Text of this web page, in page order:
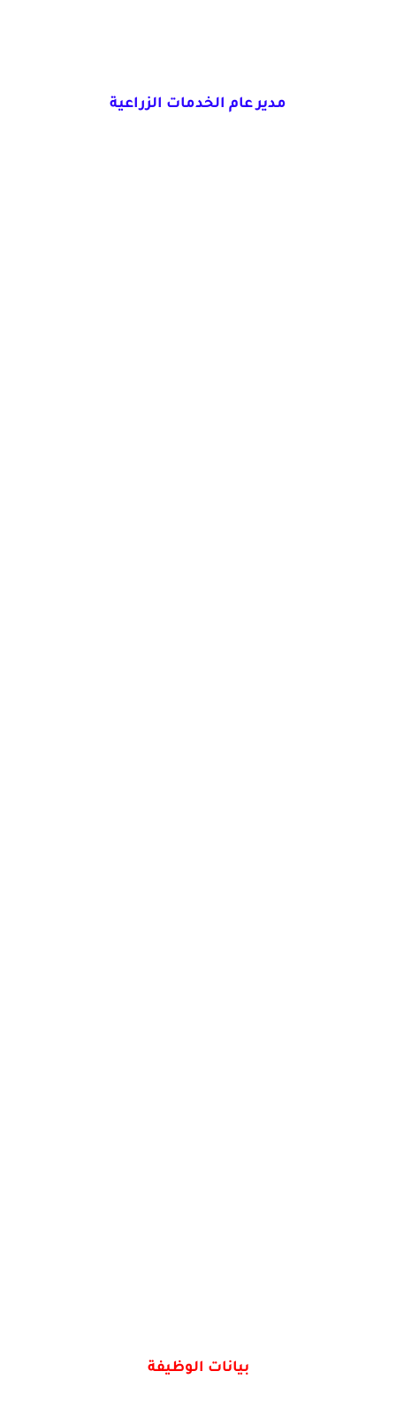
مدير عام الخدمات الزراعية
بيانات الوظيفة